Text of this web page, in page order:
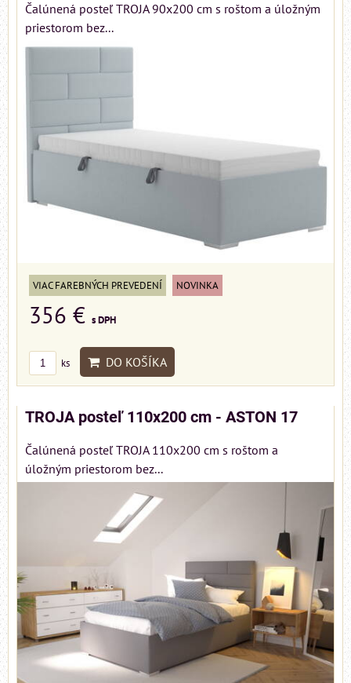
Čalúnená posteľ TROJA 90x200 cm s roštom a úložným
priestorom bez...
VIAC FAREBNÝCH PREVEDENÍ NOVINKA
356 € s DPH
ks DO KOŠÍKA
TROJA posteľ 110x200 cm - ASTON 17
Čalúnená posteľ TROJA 110x200 cm s roštom a
úložným priestorom bez...